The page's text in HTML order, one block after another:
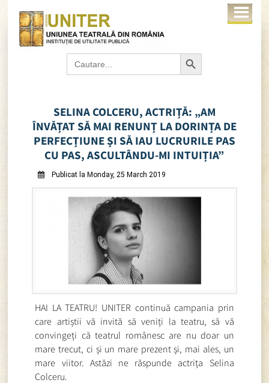
Search
for:
Search Button
SELINA COLCERU, ACTRIȚĂ: „AM
ÎNVĂȚAT SĂ MAI RENUNȚ LA DORINȚA DE
PERFECȚIUNE ȘI SĂ IAU LUCRURILE PAS
CU PAS, ASCULTÂNDU-MI INTUIȚIA”
Publicat la Monday, 25 March 2019
HAI LA TEATRU! UNITER continuă campania prin
care artiștii vă invită să veniți la teatru, să vă
convingeți că teatrul românesc are nu doar un
mare trecut, ci și un mare prezent și, mai ales, un
mare viitor. Astăzi ne răspunde actrița Selina
Colceru.